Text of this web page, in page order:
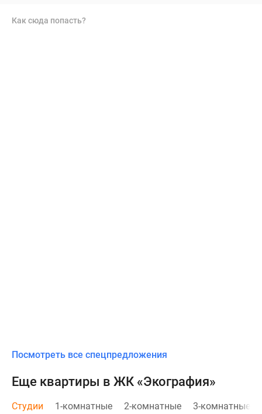
Как сюда попасть?
Посмотреть все спецпредложения
Еще квартиры в ЖК «Экография»
Студии 1-комнатные 2-комнатные 3-комнатные